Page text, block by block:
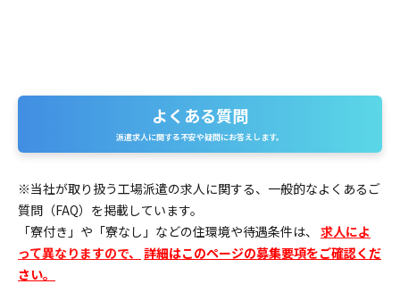
よくある質問
派遣求人に関する不安や疑問にお答えします。
※当社が取り扱う工場派遣の求人に関する、一般的なよくあるご
質問（FAQ）を掲載しています。
「寮付き」や「寮なし」などの住環境や待遇条件は、 求人によ
って異なりますので、 詳細はこのページの募集要項をご確認くだ
さい。